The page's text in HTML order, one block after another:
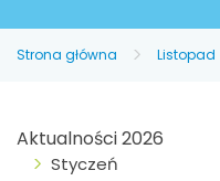
Strona główna Listopad
Aktualności 2026
Styczeń